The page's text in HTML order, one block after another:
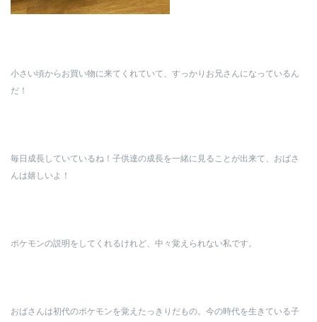
小さい頃からお買い物に来てくれていて、すっかりお兄さんになっているん
だ！
毎日成長していているね！子供達の成長を一緒に見ることが出来て、おばさ
んは嬉しいよ！
ポケモンの説明をしてくれるけれど、中々覚えられない私です。
おばさんは初代のポケモンを覚えたっきりだもの。今の時代を生きている子